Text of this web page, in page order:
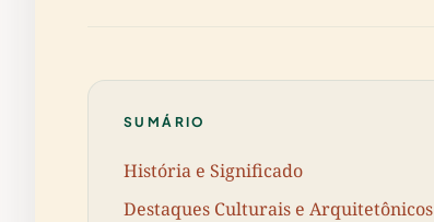
SUMÁRIO
História e Significado
Destaques Culturais e Arquitetônicos